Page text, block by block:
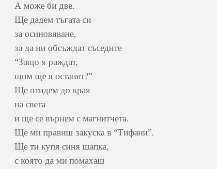
А може би две.
Ще дадем тъгата си
за осиновяване,
за да ни обсъждат съседите
“Защо я раждат,
щом ще я оставят?”
Ще отидем до края
на света
и ще се върнем с магнитчета.
Ще ми правиш закуска в “Тифани”.
Ще ти купя синя шапка,
с която да ми помахаш